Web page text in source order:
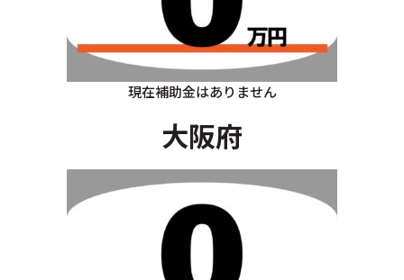
現在補助金はありません
大阪府